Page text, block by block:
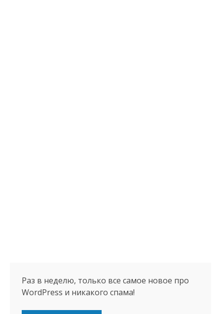
Раз в неделю, только все самое новое про
WordPress и никакого спама!